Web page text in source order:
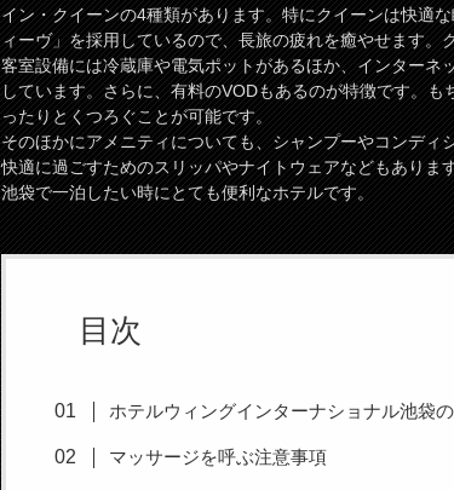
イン・クイーンの4種類があります。特にクイーンは快適
ィーヴ」を採用しているので、長旅の疲れを癒やせます。
客室設備には冷蔵庫や電気ポットがあるほか、インターネ
しています。さらに、有料のVODもあるのが特徴です。
ったりとくつろぐことが可能です。
そのほかにアメニティについても、シャンプーやコンディ
快適に過ごすためのスリッパやナイトウェアなどもありま
池袋で一泊したい時にとても便利なホテルです。
目次
ホテルウィングインターナショナル池袋
マッサージを呼ぶ注意事項